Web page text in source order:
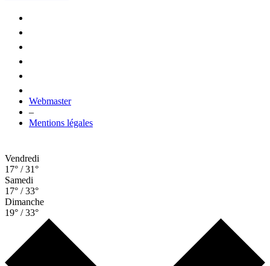
Webmaster
–
Mentions légales
Vendredi
17° / 31°
Samedi
17° / 33°
Dimanche
19° / 33°